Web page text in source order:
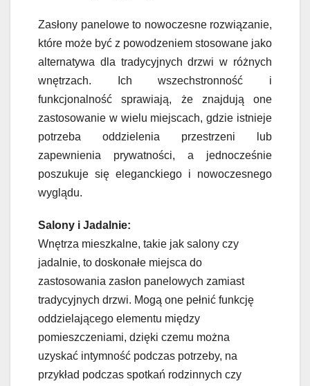
Zasłony panelowe to nowoczesne rozwiązanie,
które może być z powodzeniem stosowane jako
alternatywa dla tradycyjnych drzwi w różnych
wnętrzach. Ich wszechstronność i
funkcjonalność sprawiają, że znajdują one
zastosowanie w wielu miejscach, gdzie istnieje
potrzeba oddzielenia przestrzeni lub
zapewnienia prywatności, a jednocześnie
poszukuje się eleganckiego i nowoczesnego
wyglądu.
Salony i Jadalnie:
Wnętrza mieszkalne, takie jak salony czy
jadalnie, to doskonałe miejsca do
zastosowania zasłon panelowych zamiast
tradycyjnych drzwi. Mogą one pełnić funkcję
oddzielającego elementu między
pomieszczeniami, dzięki czemu można
uzyskać intymność podczas potrzeby, na
przykład podczas spotkań rodzinnych czy